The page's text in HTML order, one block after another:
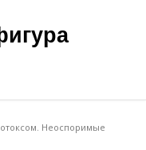
Неоспоримые